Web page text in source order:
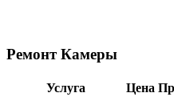
Ремонт Камеры
Услуга Цена